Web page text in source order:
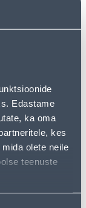
Edastame
ka oma
kes
olete neile
teenuste
due to
alternatives
bring you
end here -
to
shopping!
profisarjast